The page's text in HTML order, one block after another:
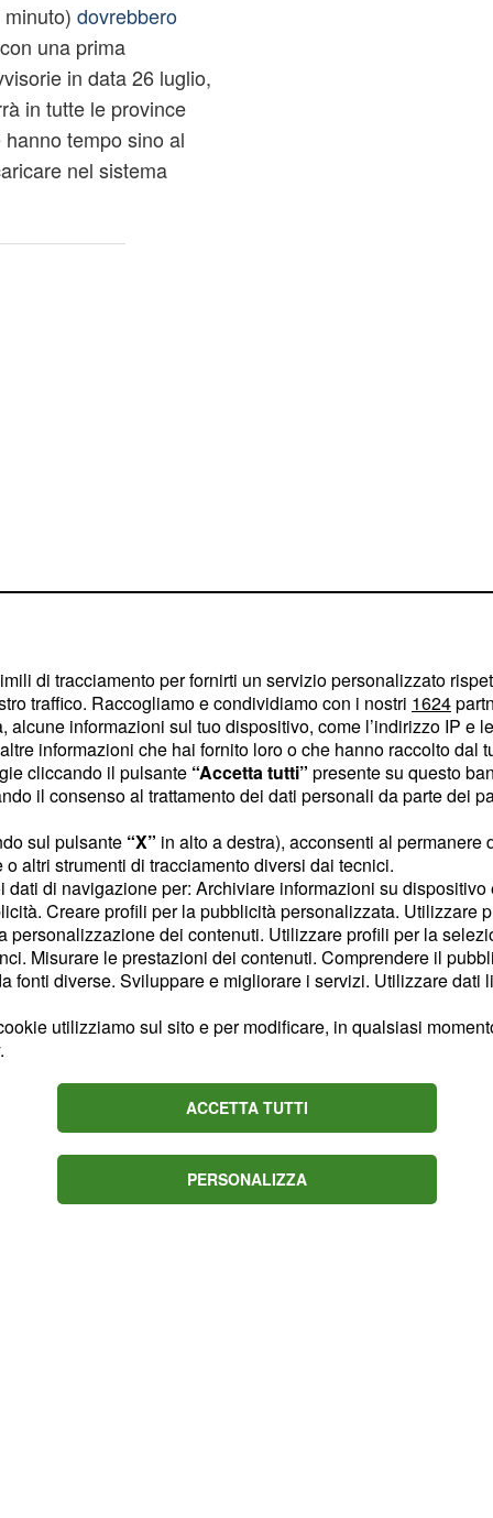
dovrebbero
una prima
in data 26 luglio,
in tutte le province
tempo sino al
nel sistema
maggiori
analizzata dalle
che alcune
tutta la procedura di
motivi di
domanda dopo il
per il triennio
uno dei requisiti
motivi di esclusione
scolastiche, aver
a verità, aver
di tracciamento per fornirti un servizio personalizzato
traffico. Raccogliamo e condividiamo con i nostri 1624
informazioni sul tuo dispositivo, come l’indirizzo IP e
informazioni che hai fornito loro o che hanno raccolto dal
cliccando il pulsante “Accetta tutti” presente su questo
il consenso al trattamento dei dati personali da parte dei
sul pulsante “X” in alto a destra), acconsenti al
altri strumenti di tracciamento diversi dai tecnici.
dati di navigazione per: Archiviare informazioni su
Creare profili per la pubblicità personalizzata. Utilizzare
personalizzazione dei contenuti. Utilizzare profili per la
Misurare le prestazioni dei contenuti. Comprendere il
fonti diverse. Sviluppare e migliorare i servizi. Utilizzare dati
utilizziamo sul sito e per modificare, in qualsiasi
.
ACCETTA TUTTI
PERSONALIZZA